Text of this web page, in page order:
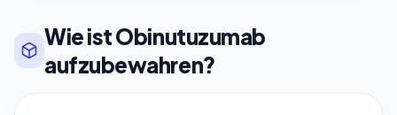
Wie ist Obinutuzumab
aufzubewahren?